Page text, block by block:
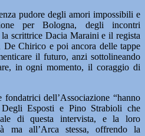
pudore degli amori impossibili e
per Bologna, degli incontri
scrittrice Dacia Maraini e il regista
Chirico e poi ancora delle tappe
il futuro, anzi sottolineando
in ogni momento, il coraggio di
dell’Associazione “hanno
Esposti e Pino Strabioli che
di questa intervista, e la loro
ma all’Arca stessa, offrendo la